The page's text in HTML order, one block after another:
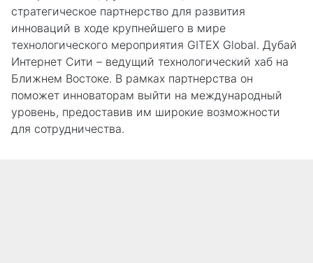
стратегическое партнерство для развития
инноваций в ходе крупнейшего в мире
технологического мероприятия GITEX Global. Дубай
Интернет Сити – ведущий технологический хаб на
Ближнем Востоке. В рамках партнерства он
поможет инноваторам выйти на международный
уровень, предоставив им широкие возможности
для сотрудничества.